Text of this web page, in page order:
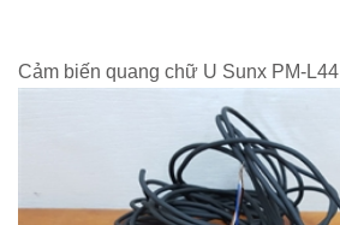
Cảm biến quang chữ U Sunx PM-L44